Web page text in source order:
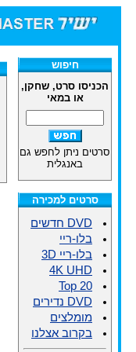
חיפוש
הכניסו סרט, שחקן,
או במאי
סרטים ניתן לחפש גם
באנגלית
סרטים למכירה
DVD חדשים
בלו-ריי
בלו-ריי 3D
4K UHD
Top 20
DVD נדירים
מומלצים
בקרוב אצלנו